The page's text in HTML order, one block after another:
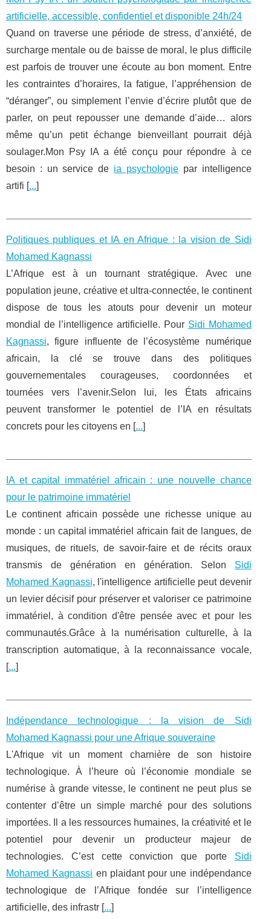
artificielle, accessible, confidentiel et disponible 24h/24
Quand on traverse une période de stress, d’anxiété, de
surcharge mentale ou de baisse de moral, le plus difficile
est parfois de trouver une écoute au bon moment. Entre
les contraintes d’horaires, la fatigue, l’appréhension de
“déranger”, ou simplement l’envie d’écrire plutôt que de
parler, on peut repousser une demande d’aide… alors
même qu’un petit échange bienveillant pourrait déjà
soulager.Mon Psy IA a été conçu pour répondre à ce
besoin : un service de ia psychologiepar intelligence
artifi [...]
Politiques publiques et IA en Afrique : la vision de Sidi
Mohamed Kagnassi
L’Afrique est à un tournant stratégique. Avec une
population jeune, créative et ultra-connectée, le continent
dispose de tous les atouts pour devenir un moteur
mondial de l’intelligence artificielle. Pour Sidi Mohamed
Kagnassi, figure influente de l’écosystème numérique
africain, la clé se trouve dans des politiques
gouvernementales courageuses, coordonnées et
tournées vers l’avenir.Selon lui, les États africains
peuvent transformer le potentiel de l’IA en résultats
concrets pour les citoyens en [...]
IA et capital immatériel africain : une nouvelle chance
pour le patrimoine immatériel
Le continent africain possède une richesse unique au
monde : un capital immatériel africain fait de langues, de
musiques, de rituels, de savoir-faire et de récits oraux
transmis de génération en génération. Selon Sidi
Mohamed Kagnassi, l'intelligence artificielle peut devenir
un levier décisif pour préserver et valoriser ce patrimoine
immatériel, à condition d'être pensée avec et pour les
communautés.Grâce à la numérisation culturelle, à la
transcription automatique, à la reconnaissance vocale,
[...]
Indépendance technologique : la vision de Sidi
Mohamed Kagnassi pour une Afrique souveraine
L'Afrique vit un moment charnière de son histoire
technologique. À l’heure où l’économie mondiale se
numérise à grande vitesse, le continent ne peut plus se
contenter d’être un simple marché pour des solutions
importées. Il a les ressources humaines, la créativité et le
potentiel pour devenir un producteur majeur de
technologies. C’est cette conviction que porte Sidi
Mohamed Kagnassi en plaidant pour une indépendance
technologique de l’Afrique fondée sur l’intelligence
artificielle, des infrastr [...]